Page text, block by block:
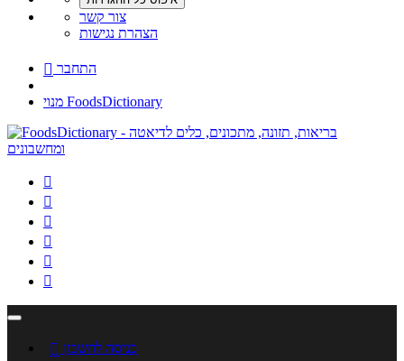
צור קשר
הצהרת נגישות
 התחבר
מנוי FoodsDictionary






 כניסה לחשבון